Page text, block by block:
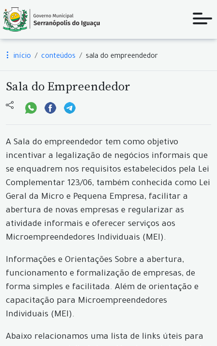
início conteúdos sala do empreendedor
Sala do Empreendedor
A Sala do empreendedor tem como objetivo
incentivar a legalização de negócios informais que
se enquadrem nos requisitos estabelecidos pela Lei
Complementar 123/06, também conhecida como Lei
Geral da Micro e Pequena Empresa, facilitar a
abertura de novas empresas e regularizar as
atividade informais e oferecer serviços aos
Microempreendedores Individuais (MEI).
Informações e Orientações Sobre a abertura,
funcionamento e formalização de empresas, de
forma simples e facilitada. Além de orientação e
capacitação para Microempreendedores
Individuais (MEI).
Abaixo relacionamos uma lista de links úteis para